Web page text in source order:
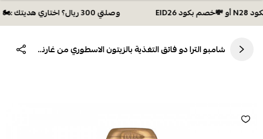
وصلتي 300 ريال؟ اختاري هديتك :🏍 شحن مجاني بكود N28 أو 💸خصم بكود EID26
شامبو الترا دو فائق التغذية بالزيتون الاسطوري من غارنييه 600مل